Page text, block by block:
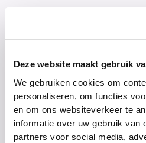
Deze website maakt gebruik
We gebruiken cookies om
personaliseren, om functies
en om ons websiteverkeer te
informatie over uw gebruik van
partners voor social media,
profiteren van een
bezetting en de
gebruik maken van de
van eigen vakantieplezier.
beide is uiteraard ook